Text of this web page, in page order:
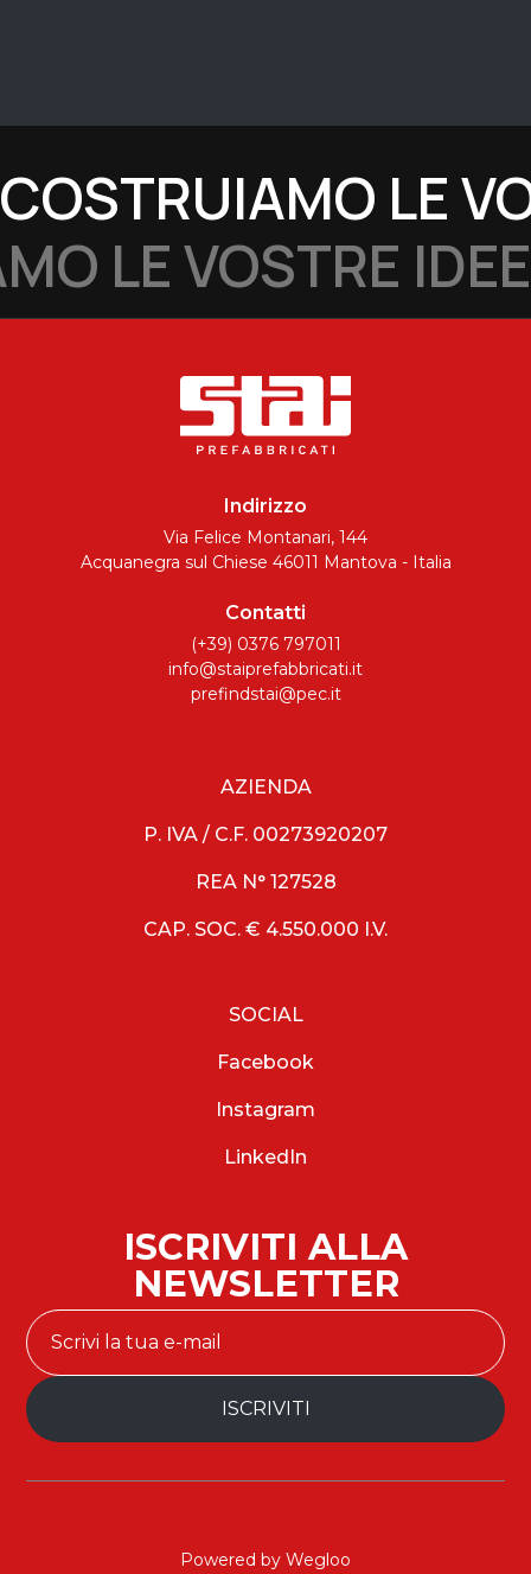
COSTRUIAMO LE
LE VOSTRE IDEE
Indirizzo
Via Felice Montanari, 144
Acquanegra sul Chiese 46011 Mantova - Italia
Contatti
(+39) 0376 797011
info@staiprefabbricati.it
prefindstai@pec.it
AZIENDA
P. IVA / C.F. 00273920207
REA N° 127528
CAP. SOC. € 4.550.000 I.V.
SOCIAL
Facebook
Instagram
LinkedIn
ISCRIVITI ALLA
NEWSLETTER
Powered by Wegloo